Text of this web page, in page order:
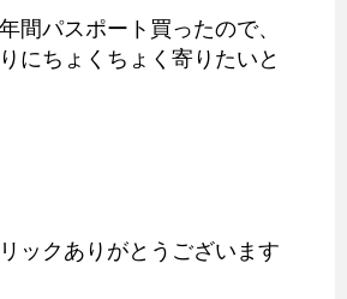
間パスポート買ったので、
にちょくちょく寄りたいと
ックありがとうございます